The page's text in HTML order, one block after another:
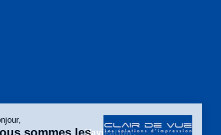
Navigation :